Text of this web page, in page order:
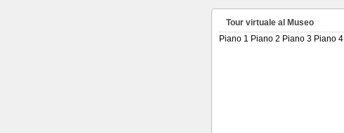
Articolo RiminiIn...
Tour virtuale al Museo
Piano 1 Piano 2 Piano 3 Piano 4